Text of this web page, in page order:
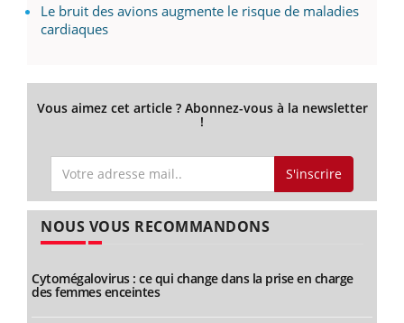
Le bruit des avions augmente le risque de maladies
cardiaques
Vous aimez cet article ? Abonnez-vous à la newsletter
!
S'inscrire
NOUS VOUS RECOMMANDONS
Cytomégalovirus : ce qui change dans la prise en charge
des femmes enceintes